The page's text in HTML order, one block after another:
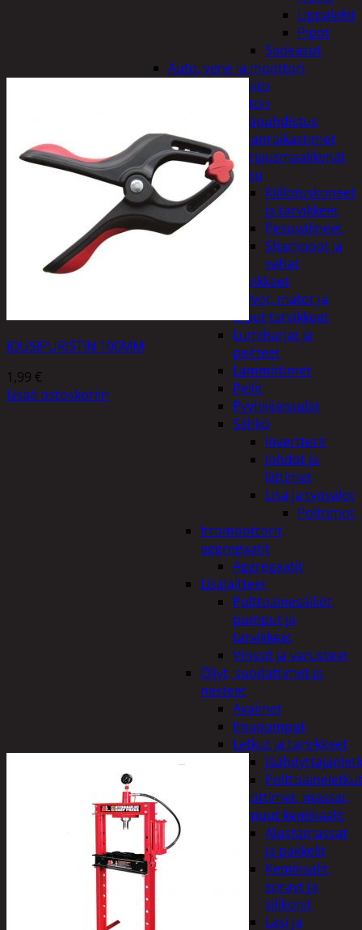
Lippalakit
Pipot
Sadeasut
Auto, vene ja moottori
Autonhoito
Auton
sisäpuhdistus
Ilmanraikastimet
Korjausmaalikynät
Pesu
Kiillotuskoneet
ja tarvikkeet
Pesuvälineet
Shampoot ja
vahat
Autotarvikkeet
Kalvot, matot ja
muut tarvikkeet
Lumiharjat ja
peitteet
Lämmittimet
Peilit
Pyyhkijänsulat
Sähkö
Invertterit
Johdot ja
liittimet
Lisä ja työvalot
Polttimot
Irtomoottorit,
aggregaatit
Aggregaatit
Lisälaitteet
Polttoainesäiliöt,
pumput ja
tarvikkeet
Vinssit ja varusteet
Öljyt, suodattimet ja
nesteet
Avaimet
Imupumput
Letkut ja tarvikkeet
Polttoaineletkut
Liuottimet, massat,
ja muut kemikaalit
Alustamassat
ja pakkelit
Kemikaalit,
sprayt ja
silikonit
Lasi ja
JOUSIPURISTIN 100MM
1,99 €
Lisää ostoskoriin